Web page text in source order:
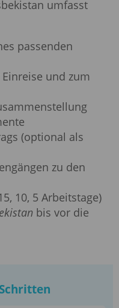
umfasst
passenden
und zum
(optional als
zu den
10, 5 Arbeitstage)
bis vor die